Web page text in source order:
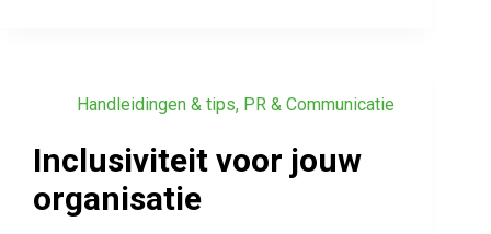
Handleidingen & tips, PR & Communicatie
Inclusiviteit voor jouw
organisatie